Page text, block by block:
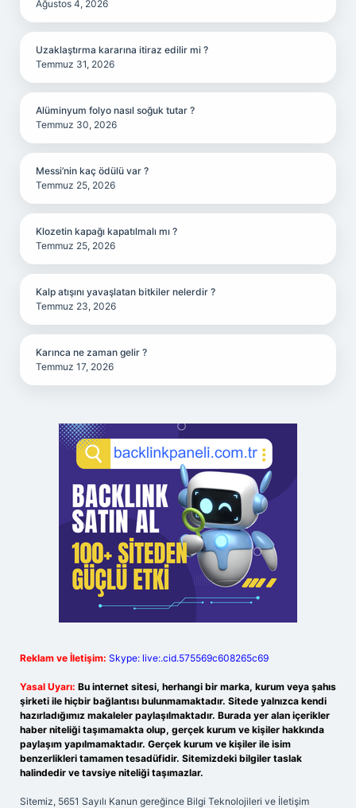
Ağustos 4, 2026
Uzaklaştırma kararına itiraz edilir mi ?
Temmuz 31, 2026
Alüminyum folyo nasıl soğuk tutar ?
Temmuz 30, 2026
Messi’nin kaç ödülü var ?
Temmuz 25, 2026
Klozetin kapağı kapatılmalı mı ?
Temmuz 25, 2026
Kalp atışını yavaşlatan bitkiler nelerdir ?
Temmuz 23, 2026
Karınca ne zaman gelir ?
Temmuz 17, 2026
Reklam ve İletişim: Skype: live:.cid.575569c608265c69
Yasal Uyarı: Bu internet sitesi, herhangi bir marka, kurum veya şahıs
şirketi ile hiçbir bağlantısı bulunmamaktadır. Sitede yalnızca kendi
hazırladığımız makaleler paylaşılmaktadır. Burada yer alan içerikler
haber niteliği taşımamakta olup, gerçek kurum ve kişiler hakkında
paylaşım yapılmamaktadır. Gerçek kurum ve kişiler ile isim
benzerlikleri tamamen tesadüfidir. Sitemizdeki bilgiler taslak
halindedir ve tavsiye niteliği taşımazlar.
Sitemiz, 5651 Sayılı Kanun gereğince Bilgi Teknolojileri ve İletişim